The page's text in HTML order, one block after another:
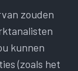
zouden
kunnen
(zoals het